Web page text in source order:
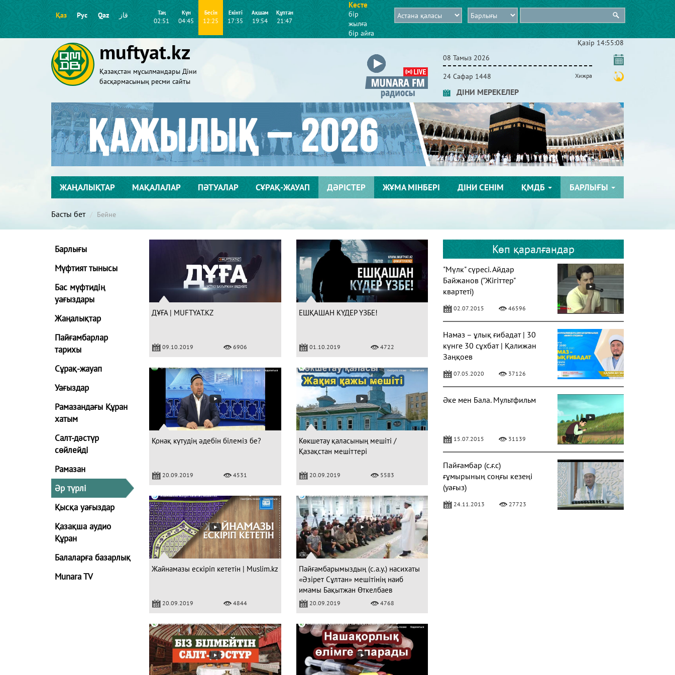
Қаз Рус Qaz قاز Таң
02:51
Күн
04:45
Бесін
12:25
Екінті
17:35
Ақшам
19:54
Құптан
21:47
Кесте
бір
жылға
бір айға
muftyat.kz
Қазақстан мұсылмандары Діни
басқармасының ресми сайты
Қазір 14:55:08
08 Тамыз 2026
24 Сафар 1448 Хижра
ДІНИ МЕРЕКЕЛЕР
ЖАҢАЛЫҚТАР МАҚАЛАЛАР ПӘТУАЛАР СҰРАҚ-ЖАУАП ДӘРІСТЕР ЖҰМА МІНБЕРІ ДІНИ СЕНІМ ҚМДБ БАРЛЫҒЫ
Басты бет Бейне
Барлығы
Мүфтият тынысы
Бас мүфтидің
уағыздары
Жаңалықтар
Пайғамбарлар
тарихы
Сұрақ-жауап
Уағыздар
Рамазандағы Құран
хатым
Салт-дәстүр
сөйлейді
Рамазан
Әр түрлі
Қысқа уағыздар
Қазақша аудио
Құран
Балаларға базарлық
Munara TV
ДҰҒА | MUFTYAT.KZ
09.10.2019 6906
ЕШҚАШАН КҮДЕР ҮЗБЕ!
01.10.2019 4722
Қонақ күтудің әдебін білеміз бе?
20.09.2019 4531
Көкшетау қаласының мешіті /
Қазақстан мешіттері
20.09.2019 5583
Жайнамазы ескіріп кететін | Muslim.kz
20.09.2019 4844
Пайғамбарымыздың (с.а.у.) насихаты
«Әзірет Сұлтан» мешітінің наиб
имамы Бақытжан Өткелбаев
20.09.2019 4768
Көп қаралғандар
"Мүлк" сүресі. Айдар
Байжанов ("Жігіттер"
квартеті)
02.07.2015 46596
Намаз – ұлық ғибадат | 30
күнге 30 сұхбат | Қалижан
Заңқоев
07.05.2020 37126
Әке мен Бала. Мультфильм
15.07.2015 31139
Пайғамбар (с.ғ.с)
ғұмырының соңғы кезеңі
(уағыз)
24.11.2013 27723